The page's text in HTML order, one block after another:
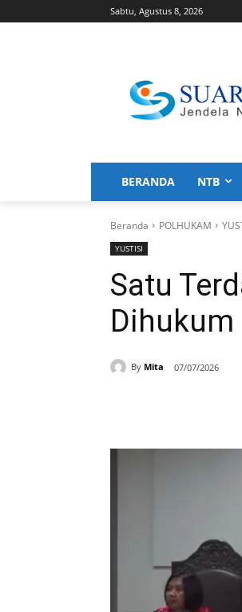
Sabtu, Agustus 8, 2026
BERANDA NTB
Beranda POLHUKAM
YUSTISI
Satu
Dihukum
By Mita 07/07/2026